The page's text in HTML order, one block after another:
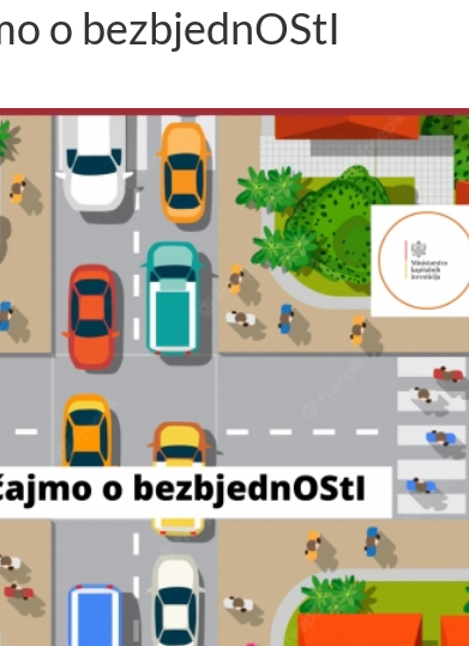
o bezbjednOStI